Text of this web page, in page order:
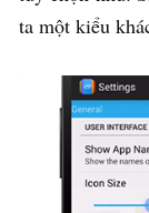
ta một kiểu